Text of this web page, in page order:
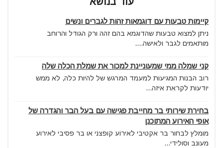
קיימות טבעות עם דוגמאות זהות לגברים ונשים
ניתן למצוא טבעות שהדוגמא בהם זהה ורק הגודל והרוחב
מותאמים לגבר ולאישה....
קני שמלה ממי שמעוניינת למכור את שמלת הכלה שלה
רוב הבנות המגיעות למעמד המרגש של להיות כלה, לא ממש
יודעות לקראת איזה...
בחירת שירותי בר מחייבת פגישה עם בעל הבר והגדרה של
אופי האירוע המתוכנן
מומלץ לבחור בר אקטיבי לאירוע קופצני או בר פסיבי לאירוע
מעונב וסולידי...